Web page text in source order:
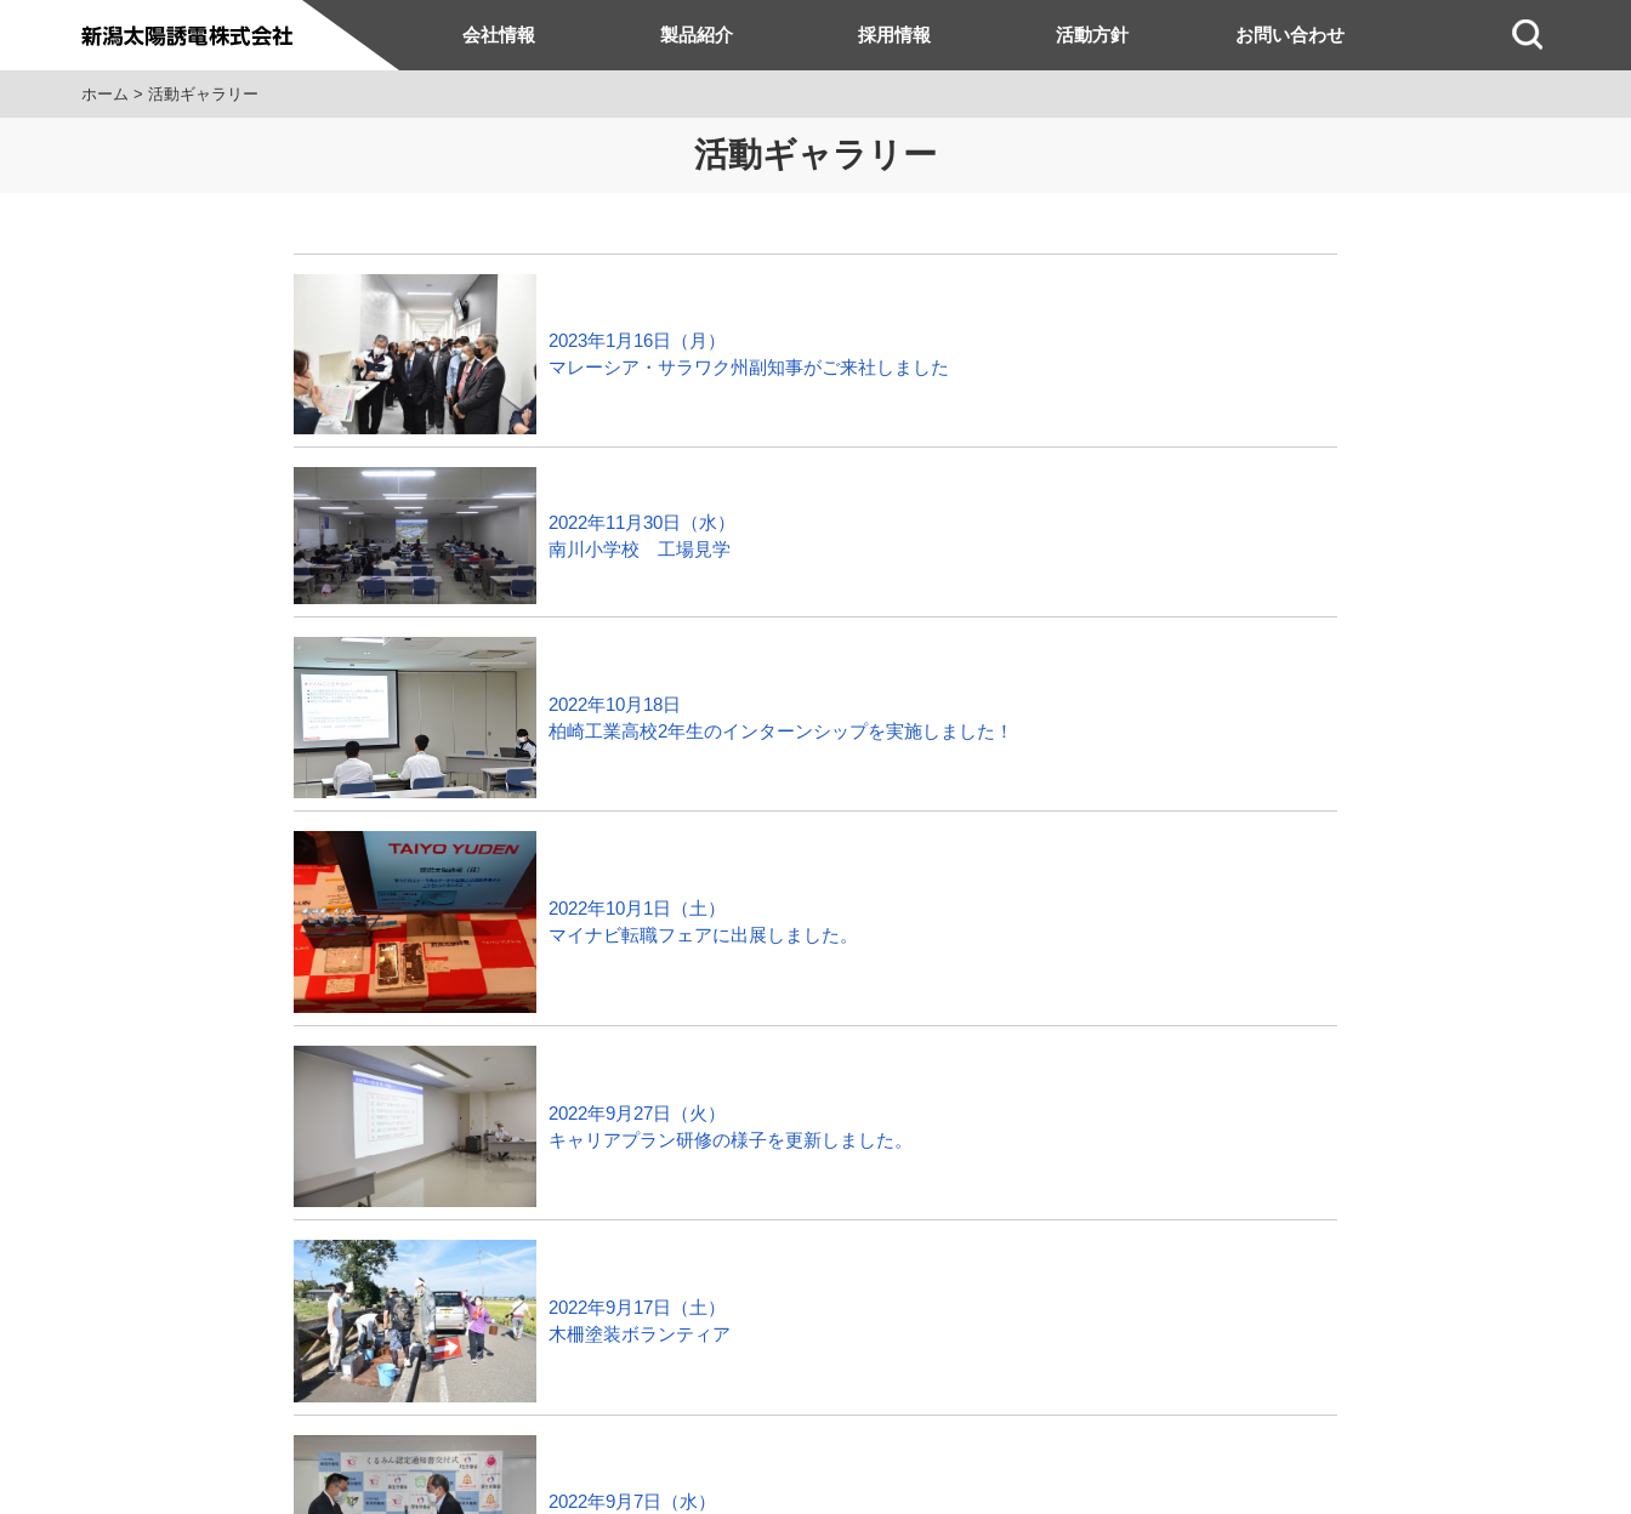
会社情報 製品紹介 採用情報 活動方針 お問い合わせ
ホーム 活動ギャラリー
活動ギャラリー
2023年1月16日（月）
マレーシア・サラワク州副知事がご来社しました
2022年11月30日（水）
南川小学校 工場見学
2022年10月18日
柏崎工業高校2年生のインターンシップを実施しました！
2022年10月1日（土）
マイナビ転職フェアに出展しました。
2022年9月27日（火）
キャリアプラン研修の様子を更新しました。
2022年9月17日（土）
木柵塗装ボランティア
2022年9月7日（水）